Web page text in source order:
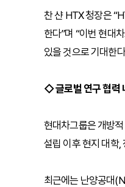
찬 샨 HTX 청장은
한다”며 “이번 현대
있을 것으로 기대한
◇ 글로벌 연구 협력
현대차그룹은 개방
설립 이후 현지 대학,
최근에는 난양공대